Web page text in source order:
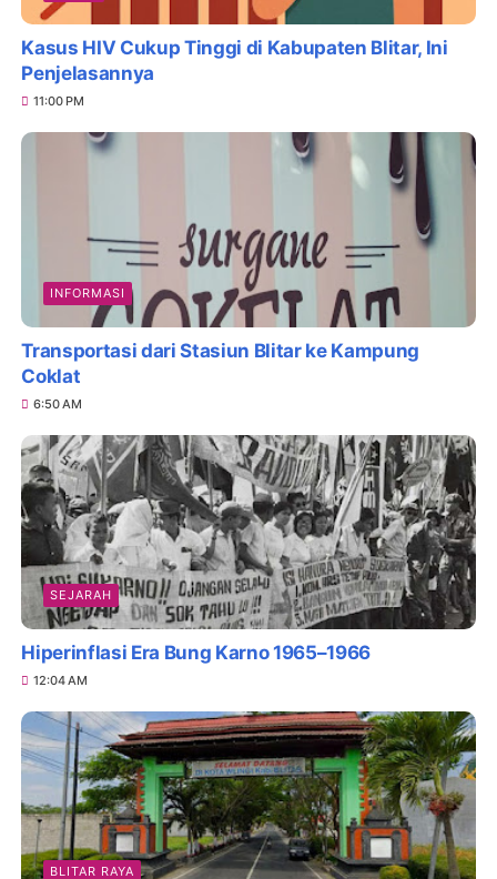
Kasus HIV Cukup Tinggi di Kabupaten Blitar, Ini
Penjelasannya
11:00 PM
INFORMASI
Transportasi dari Stasiun Blitar ke Kampung
Coklat
6:50 AM
SEJARAH
Hiperinflasi Era Bung Karno 1965–1966
12:04 AM
BLITAR RAYA